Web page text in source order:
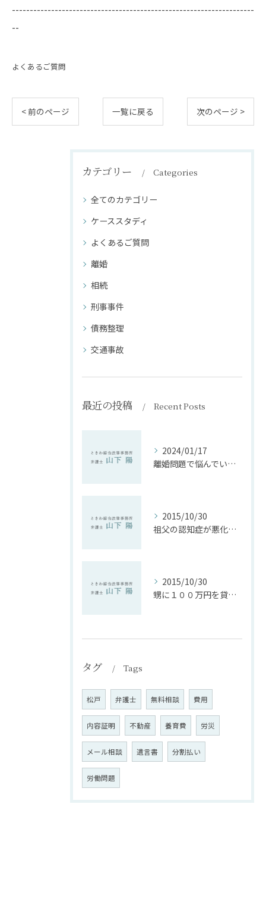
--------------------------------------------------------------------
--
よくあるご質問
< 前のページ 一覧に戻る 次のページ >
カテゴリー Categories
全てのカテゴリー
ケーススタディ
よくあるご質問
離婚
相続
刑事事件
債務整理
交通事故
最近の投稿 Recent Posts
2024/01/17
離婚問題で悩んでいる方へ。弁護士に相談してみては？
2015/10/30
祖父の認知症が悪化後，不動産を勝手に売却。取り返せるか【後見問題】
2015/10/30
甥に１００万円を貸したまま１２年。返してもらえるか
タグ Tags
松戸 弁護士 無料相談 費用
内容証明 不動産 養育費 労災
メール相談 遺言書 分割払い
労働問題